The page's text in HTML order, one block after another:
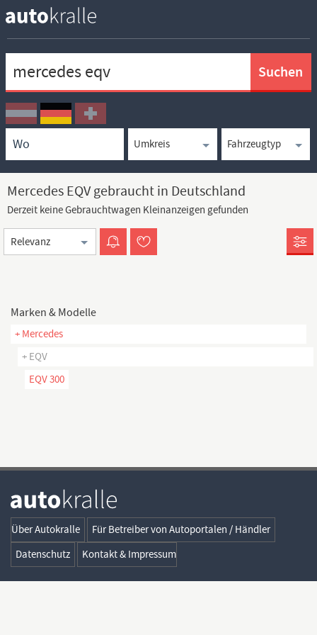
Ortssuche
Umkreissuche
Typsuche
Mercedes EQV gebraucht in Deutschland
Derzeit keine Gebrauchtwagen Kleinanzeigen gefunden
Sortierung
Marken & Modelle
+ Mercedes
+ EQV
EQV 300
Über Autokralle
Für Betreiber von Autoportalen / Händler
Datenschutz
Kontakt & Impressum